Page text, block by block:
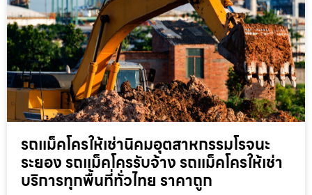
รถแม็คโครให้เช่านิคมอุตสาหกรรมโรจนะ
ระยอง รถแม็คโครรับจ้าง รถแม็คโครให้เช่า
บริการทุกพื้นที่ทั่วไทย ราคาถูก